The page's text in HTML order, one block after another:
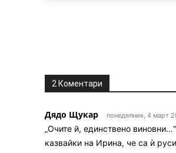
2 Коментари
Дядо Щукар понеделник, 4 март
„Очите й, единствено
казвайки на Ирина, че са ѝ